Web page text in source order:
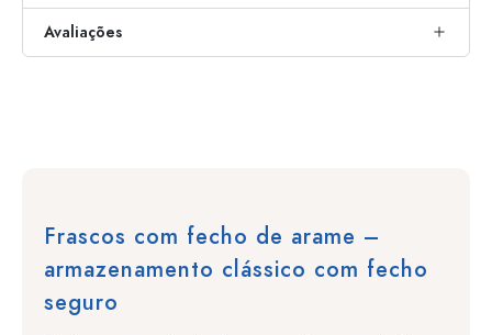
Avaliações
Frascos com fecho de arame –
armazenamento clássico com fecho
seguro